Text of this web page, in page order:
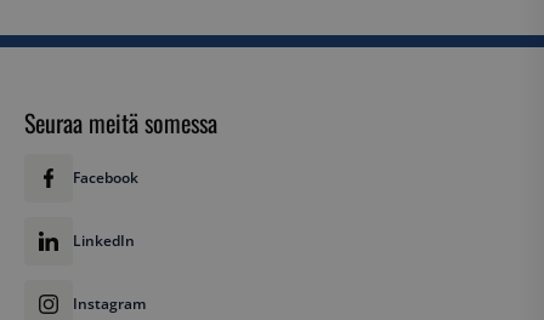
Seuraa meitä somessa
Facebook
LinkedIn
Instagram